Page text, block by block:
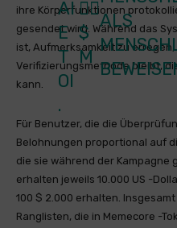
AI
E
T
OI
.
❤️‍🔥
$
M
ALS
ihre Körperfunktionen
gesendet wird. Während das
ist, Aufmerksamkeit zu
Verifizierungsmethode bleibt,
kann.
Für Benutzer, die die
Belohnungen proportional auf
die sie während der Kampagne
erhalten jeweils 10.000 US -
100 $ 2.000 erhalten.
Ranglisten, die in Memecore -